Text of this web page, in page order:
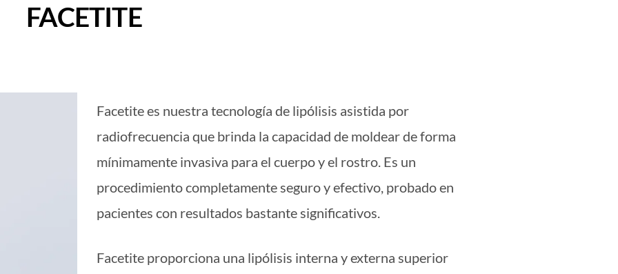
FACETITE
Facetite es nuestra tecnología de lipólisis asistida por
radiofrecuencia que brinda la capacidad de moldear de forma
mínimamente invasiva para el cuerpo y el rostro. Es un
procedimiento completamente seguro y efectivo, probado en
pacientes con resultados bastante significativos.
Facetite proporciona una lipólisis interna y externa superior